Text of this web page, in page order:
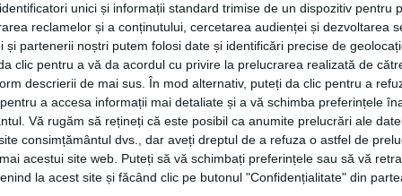
unici și informații standard trimise de un dispozitiv pentru
reclamelor și a conținutului, cercetarea audienței și dezvoltarea
și partenerii noștri putem folosi date și identificări precise de
clic pentru a vă da acordul cu privire la prelucrarea realizată de
descrierii de mai sus. În mod alternativ, puteți da clic pentru a
a accesa informații mai detaliate și a vă schimba preferințele
Vă rugăm să rețineți că este posibil ca anumite prelucrări ale
consimțământul dvs., dar aveți dreptul de a refuza o astfel de
acestui site web. Puteți să vă schimbați preferințele sau să vă
la acest site și făcând clic pe butonul "Confidențialitate" din
telefonice la Radio Top: ”Chiar și în această
utilizarea spațiilor respective. În urma discuțiilor
parcare, să renunțăm la un etaj și acum avem
curtea Spitalului Nou din cadrul Spitalului Clinic
Universitatea „Ștefan cel Mare” Suceava